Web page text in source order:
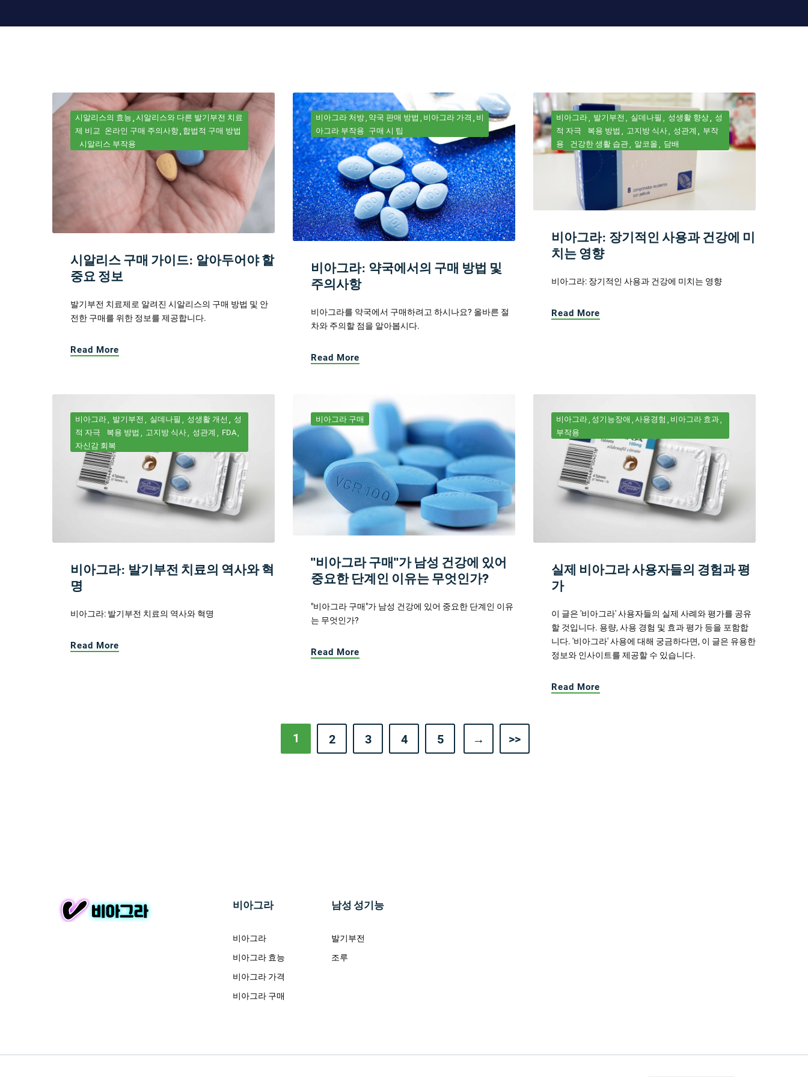
시알리스의 효능 시알리스와 다른 발기부전 치료
제 비교 온라인 구매 주의사항 합법적 구매 방법
시알리스 부작용
시알리스 구매 가이드: 알아두어야 할
중요 정보
발기부전 치료제로 알려진 시알리스의 구매 방법 및 안
전한 구매를 위한 정보를 제공합니다.
Read More
비아그라 처방 약국 판매 방법 비아그라 가격
비
아그라 부작용 구매 시 팁
비아그라: 약국에서의 구매 방법 및
주의사항
비아그라를 약국에서 구매하려고 하시나요? 올바른 절
차와 주의할 점을 알아봅시다.
Read More
비아그라 발기부전 실데나필 성생활 향상
성
적 자극
복용 방법 고지방 식사 성관계
부작
용
건강한 생활 습관 알코올 담배
비아그라: 장기적인 사용과 건강에 미
치는 영향
비아그라: 장기적인 사용과 건강에 미치는 영향
Read More
비아그라 발기부전 실데나필 성생활 개선
성
적 자극
복용 방법 고지방 식사 성관계
FDA
자신감 회복
비아그라: 발기부전 치료의 역사와 혁
명
비아그라: 발기부전 치료의 역사와 혁명
Read More
비아그라 구매
"비아그라 구매"가 남성 건강에 있어
중요한 단계인 이유는 무엇인가?
"비아그라 구매"가 남성 건강에 있어 중요한 단계인 이유
는 무엇인가?
Read More
비아그라 성기능장애 사용경험
비아그라 효과
부작용
실제 비아그라 사용자들의 경험과 평
가
이 글은 '비아그라' 사용자들의 실제 사례와 평가를 공유
할 것입니다. 용량, 사용 경험 및 효과 평가 등을 포함합
니다. '비아그라' 사용에 대해 궁금하다면, 이 글은 유용한
정보와 인사이트를 제공할 수 있습니다.
Read More
1 2 3 4 5 → >>
비아그라
비아그라
비아그라 효능
비아그라 가격
비아그라 구매
남성 성기능
발기부전
조루